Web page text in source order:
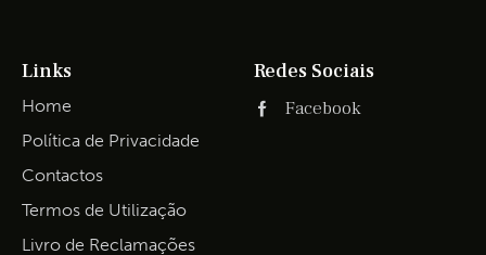
Links
Home
Política de Privacidade
Contactos
Termos de Utilização
Livro de Reclamações
Redes Sociais
Facebook